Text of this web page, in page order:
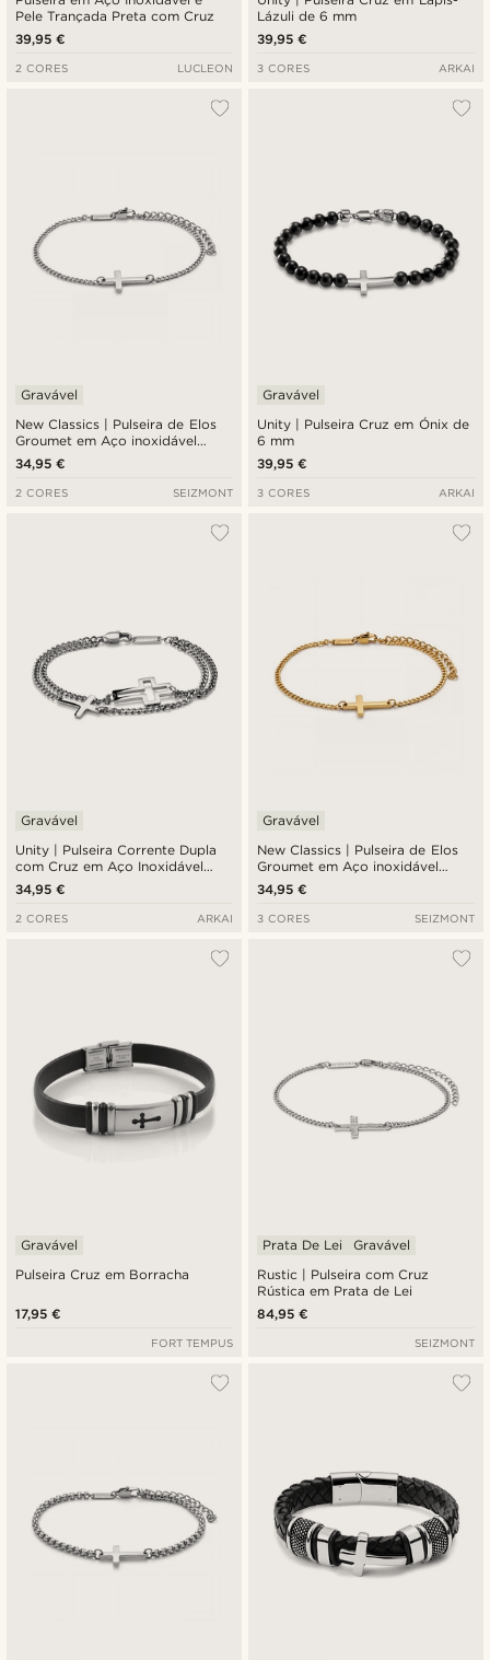
Pele Trançada Preta com Cruz
39,95 €
2 CORES LUCLEON
Lázuli de 6 mm
39,95 €
3 CORES ARKAI
New Classics | Pulseira de Elos
Groumet em Aço inoxidável
Prateado com Cruz de 2 mm
Gravável
34,95 €
2 CORES SEIZMONT
Unity | Pulseira Cruz em Ónix de
6 mm
Gravável
39,95 €
3 CORES ARKAI
Unity | Pulseira Corrente Dupla
com Cruz em Aço Inoxidável
Prateado
Gravável
34,95 €
2 CORES ARKAI
New Classics | Pulseira de Elos
Groumet em Aço inoxidável
Dourado com Cruz de 2 mm
Gravável
34,95 €
3 CORES SEIZMONT
Pulseira Cruz em Borracha
Gravável
17,95 €
FORT TEMPUS
Rustic | Pulseira com Cruz
Rústica em Prata de Lei
Prata De Lei Gravável
84,95 €
SEIZMONT